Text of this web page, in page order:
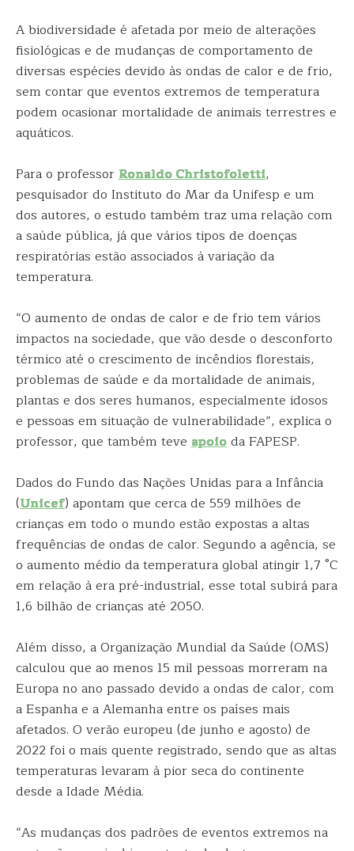
A biodiversidade é afetada por meio de alterações
fisiológicas e de mudanças de comportamento de
diversas espécies devido às ondas de calor e de frio,
sem contar que eventos extremos de temperatura
podem ocasionar mortalidade de animais terrestres e
aquáticos.
Para o professorRonaldo Christofoletti,
pesquisador do Instituto do Mar da Unifesp e um
dos autores, o estudo também traz uma relação com
a saúde pública, já que vários tipos de doenças
respiratórias estão associados à variação da
temperatura.
“O aumento de ondas de calor e de frio tem vários
impactos na sociedade, que vão desde o desconforto
térmico até o crescimento de incêndios florestais,
problemas de saúde e da mortalidade de animais,
plantas e dos seres humanos, especialmente idosos
e pessoas em situação de vulnerabilidade”, explica o
professor, que também teve apoioda FAPESP.
Dados do Fundo das Nações Unidas para a Infância
(Unicef) apontam que cerca de 559 milhões de
crianças em todo o mundo estão expostas a altas
frequências de ondas de calor. Segundo a agência, se
o aumento médio da temperatura global atingir 1,7 °C
em relação à era pré-industrial, esse total subirá para
1,6 bilhão de crianças até 2050.
Além disso, a Organização Mundial da Saúde (OMS)
calculou que ao menos 15 mil pessoas morreram na
Europa no ano passado devido a ondas de calor, com
a Espanha e a Alemanha entre os países mais
afetados. O verão europeu (de junho e agosto) de
2022 foi o mais quente registrado, sendo que as altas
temperaturas levaram à pior seca do continente
desde a Idade Média.
“As mudanças dos padrões de eventos extremos na